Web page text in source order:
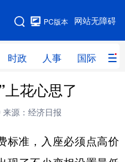
网站无障碍
PC版本
时政 人事 国际 财
图
时政
网评
全球连线 教育
上花心思了
来源：经济日报
标准，入座必须点高价